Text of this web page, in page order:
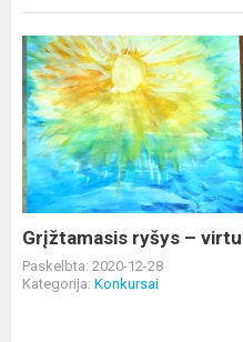
Grįžtamasis
ryšys
–
virtuali
paroda
Grįžtamasis ryšys –
Paskelbta: 2020-12-28
Kategorija: Konkursai